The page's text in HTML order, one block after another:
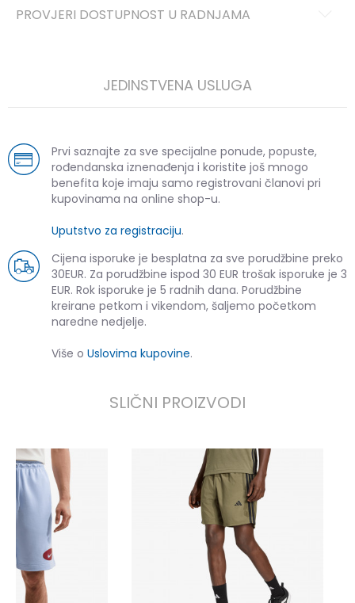
PROVJERI DOSTUPNOST U RADNJAMA
JEDINSTVENA USLUGA
Prvi saznajte za sve specijalne ponude, popuste,
rođendanska iznenađenja i koristite još mnogo
benefita koje imaju samo registrovani članovi pri
kupovinama na online shop-u.
Uputstvo za registraciju.
Cijena isporuke je besplatna za sve porudžbine preko
30EUR. Za porudžbine ispod 30 EUR trošak isporuke je 3
EUR. Rok isporuke je 5 radnih dana. Porudžbine
kreirane petkom i vikendom, šaljemo početkom
naredne nedjelje.
Više o Uslovima kupovine.
SLIČNI PROIZVODI